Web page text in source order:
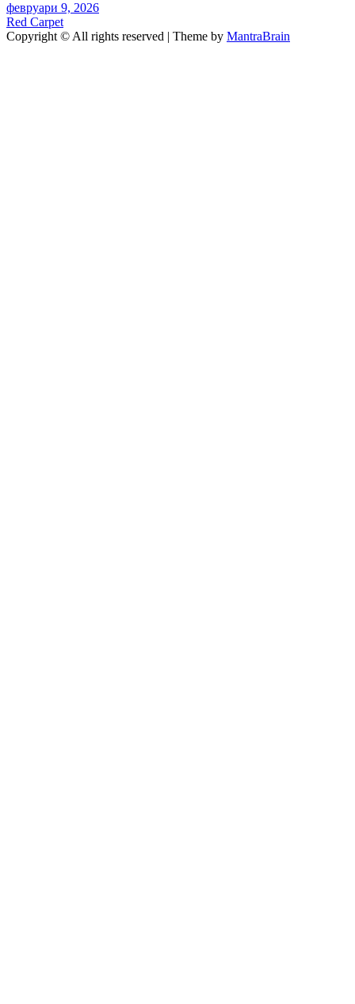
февруари 9, 2026
Red Carpet
Copyright © All rights reserved | Theme by MantraBrain